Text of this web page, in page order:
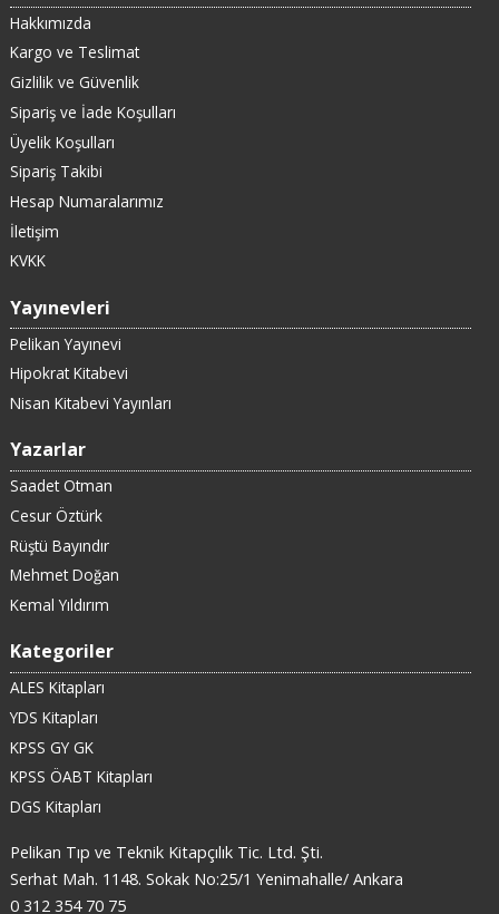
Hakkımızda
Kargo ve Teslimat
Gizlilik ve Güvenlik
Sipariş ve İade Koşulları
Üyelik Koşulları
Sipariş Takibi
Hesap Numaralarımız
İletişim
KVKK
Yayınevleri
Pelikan Yayınevi
Hipokrat Kitabevi
Nisan Kitabevi Yayınları
Yazarlar
Saadet Otman
Cesur Öztürk
Rüştü Bayındır
Mehmet Doğan
Kemal Yıldırım
Kategoriler
ALES Kitapları
YDS Kitapları
KPSS GY GK
KPSS ÖABT Kitapları
DGS Kitapları
Pelikan Tıp ve Teknik Kitapçılık Tic. Ltd. Şti.
Serhat Mah. 1148. Sokak No:25/1 Yenimahalle/ Ankara
0 312 354 70 75